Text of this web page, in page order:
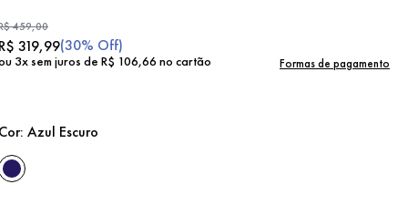
459,00
R$ 319,99(30% Off)
3x sem juros de R$ 106,66 no cartão Formas de pagamento
Cor: Azul Escuro